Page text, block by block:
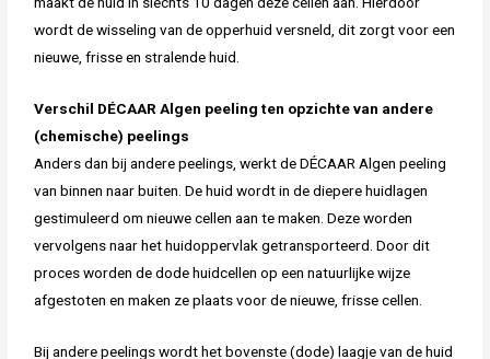
wordt de wisseling van de opperhuid versneld, dit zorgt voor een
nieuwe, frisse en stralende huid.
Verschil DÉCAAR Algen peeling ten opzichte van andere
(chemische) peelings
Anders dan bij andere peelings, werkt de DÉCAAR Algen peeling
van binnen naar buiten. De huid wordt in de diepere huidlagen
gestimuleerd om nieuwe cellen aan te maken. Deze worden
vervolgens naar het huidoppervlak getransporteerd. Door dit
proces worden de dode huidcellen op een natuurlijke wijze
afgestoten en maken ze plaats voor de nieuwe, frisse cellen.
Bij andere peelings wordt het bovenste (dode) laagje van de huid